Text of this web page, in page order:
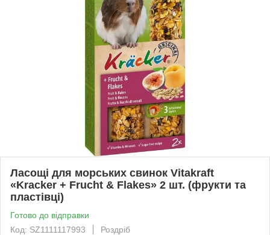
Ласощі для морських свинок Vitakraft
«Kracker + Frucht & Flakes» 2 шт. (фрукти та
пластівці)
Готово до відправки
Код: SZ1111117993
Роздріб